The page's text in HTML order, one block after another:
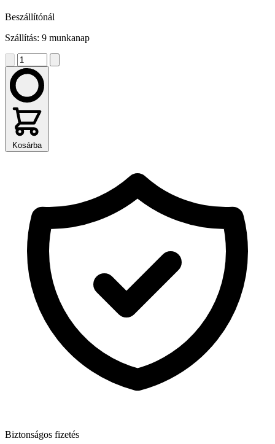
Beszállítónál
Szállítás: 9 munkanap
Kosárba
Biztonságos fizetés